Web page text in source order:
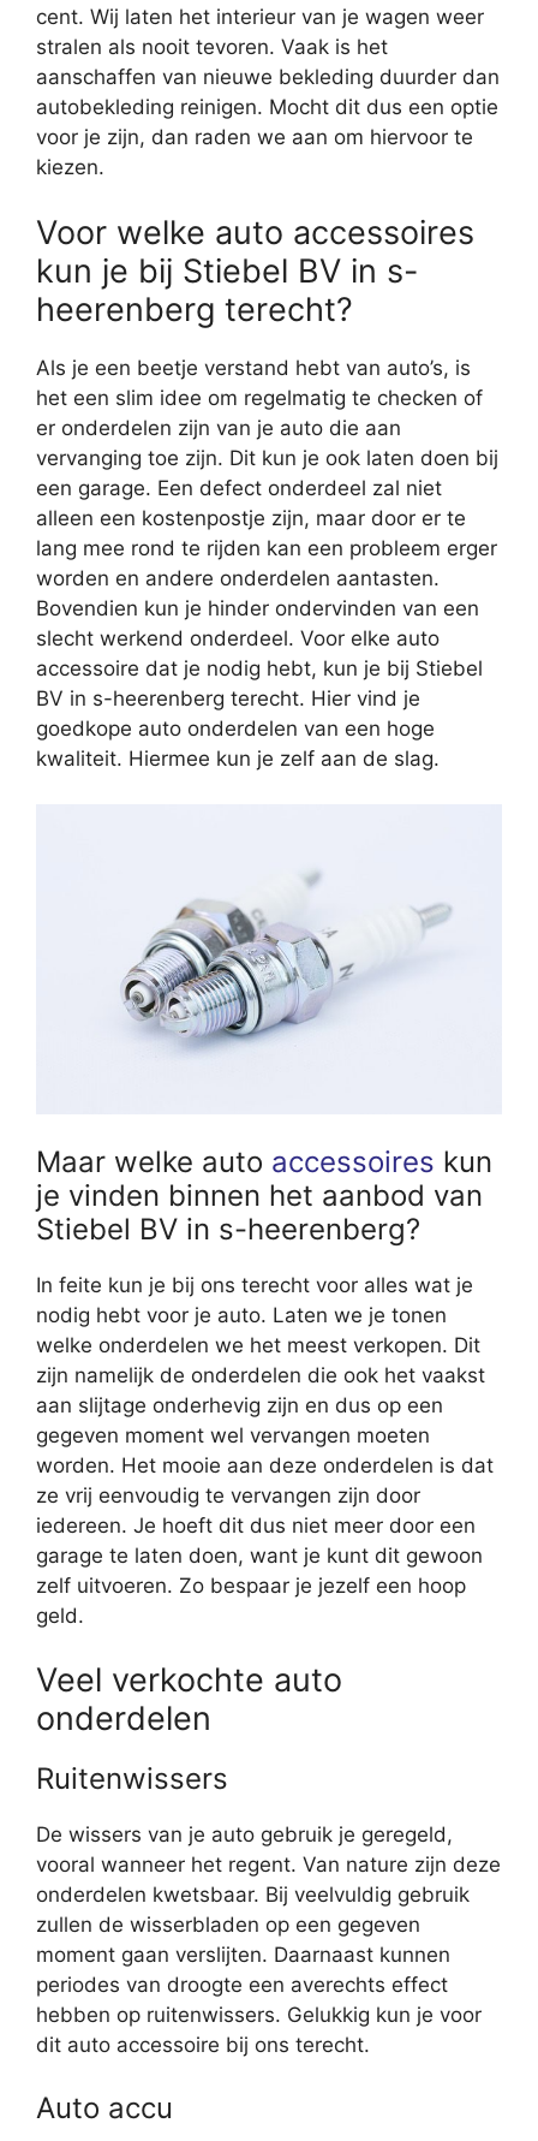
cent. Wij laten het interieur van je wagen weer
stralen als nooit tevoren. Vaak is het
aanschaffen van nieuwe bekleding duurder dan
autobekleding reinigen. Mocht dit dus een optie
voor je zijn, dan raden we aan om hiervoor te
kiezen.
Voor welke auto accessoires
kun je bij Stiebel BV in s-
heerenberg terecht?
Als je een beetje verstand hebt van auto’s, is
het een slim idee om regelmatig te checken of
er onderdelen zijn van je auto die aan
vervanging toe zijn. Dit kun je ook laten doen bij
een garage. Een defect onderdeel zal niet
alleen een kostenpostje zijn, maar door er te
lang mee rond te rijden kan een probleem erger
worden en andere onderdelen aantasten.
Bovendien kun je hinder ondervinden van een
slecht werkend onderdeel. Voor elke auto
accessoire dat je nodig hebt, kun je bij Stiebel
BV in s-heerenberg terecht. Hier vind je
goedkope auto onderdelen van een hoge
kwaliteit. Hiermee kun je zelf aan de slag.
Maar welke auto accessoires kun
je vinden binnen het aanbod van
Stiebel BV in s-heerenberg?
In feite kun je bij ons terecht voor alles wat je
nodig hebt voor je auto. Laten we je tonen
welke onderdelen we het meest verkopen. Dit
zijn namelijk de onderdelen die ook het vaakst
aan slijtage onderhevig zijn en dus op een
gegeven moment wel vervangen moeten
worden. Het mooie aan deze onderdelen is dat
ze vrij eenvoudig te vervangen zijn door
iedereen. Je hoeft dit dus niet meer door een
garage te laten doen, want je kunt dit gewoon
zelf uitvoeren. Zo bespaar je jezelf een hoop
geld.
Veel verkochte auto
onderdelen
Ruitenwissers
De wissers van je auto gebruik je geregeld,
vooral wanneer het regent. Van nature zijn deze
onderdelen kwetsbaar. Bij veelvuldig gebruik
zullen de wisserbladen op een gegeven
moment gaan verslijten. Daarnaast kunnen
periodes van droogte een averechts effect
hebben op ruitenwissers. Gelukkig kun je voor
dit auto accessoire bij ons terecht.
Auto accu